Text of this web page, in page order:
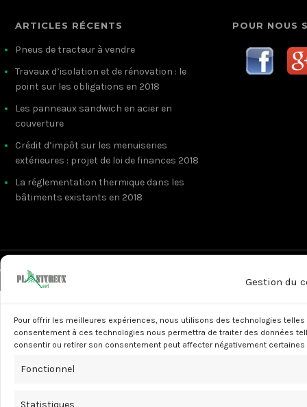
Gestion du
Pour offrir les meilleures expériences, nous utilisons des technologies
consentement à ces technologies nous permettra de traiter des données
consentir ou retirer son consentement peut affecter négativement
Fonctionnel
ARTICLES RÉCENTS
Pneus de tracteur à vendre
Travaux d’isolation et de rénovation : le
point sur les obligations en 2018
Les panneaux sandwich en acier en
couverture
Crédit d’impôt sur les menuiseries
extérieures : projet de loi de finances 2018
La réglementation thermique dans les
bâtiments existants en 2018
POUR NOUS
© Copyright SARL Plantureux - Site créé par